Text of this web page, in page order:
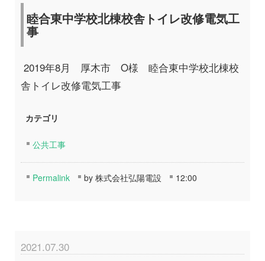
睦合東中学校北棟校舎トイレ改修電気工
事
2019年8月 厚木市 O様 睦合東中学校北棟校
舎トイレ改修電気工事
カテゴリ
公共工事
Permalink by 株式会社弘陽電設 12:00
2021.07.30